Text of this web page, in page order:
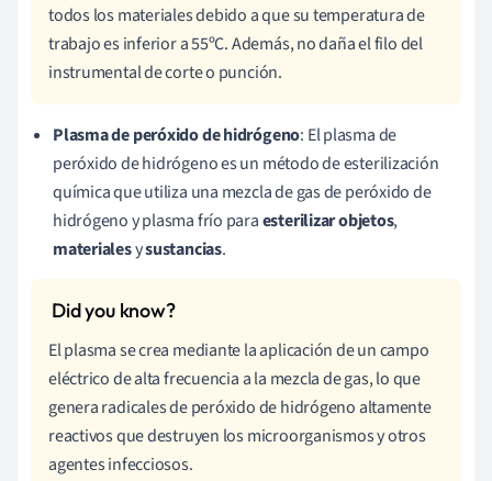
todos los materiales debido a que su temperatura de
trabajo es inferior a 55ºC. Además, no daña el filo del
instrumental de corte o punción.
Plasma de peróxido de hidrógeno: El plasma de
peróxido de hidrógeno es un método de esterilización
química que utiliza una mezcla de gas de peróxido de
hidrógeno y plasma frío paraesterilizar objetos,
materialesysustancias.
El plasma se crea mediante la aplicación de un campo
eléctrico de alta frecuencia a la mezcla de gas, lo que
genera radicales de peróxido de hidrógeno altamente
reactivos que destruyen los microorganismos y otros
agentes infecciosos.